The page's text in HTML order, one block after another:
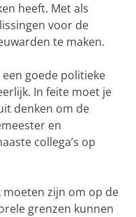
heeft. Met als
voor de
te maken.
goede politieke
In feite moet je
denken om de
en
collega’s op
moeten zijn om op de
grenzen kunnen